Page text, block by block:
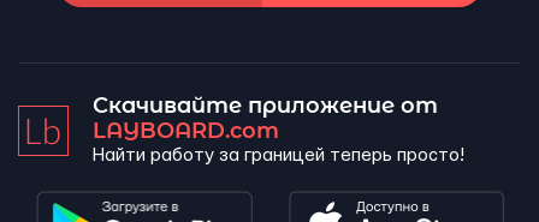
Скачивайте приложение от
LAYBOARD.com
Найти работу за границей теперь просто!